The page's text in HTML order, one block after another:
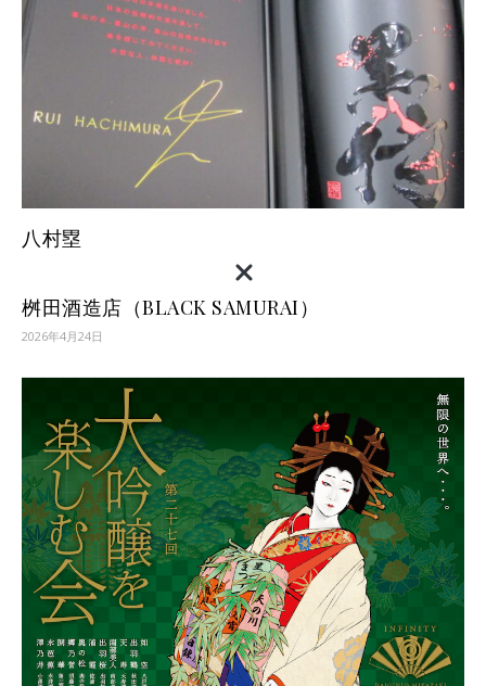
八村塁
桝田酒造店（BLACK SAMURAI）
2026年4月24日